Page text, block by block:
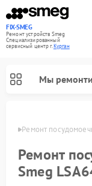
FIX-SMEG
Ремонт устройств Smeg
Специализированный
cервисный центр г.Курган
Мы
Ремонт
Ремонт
Smeg